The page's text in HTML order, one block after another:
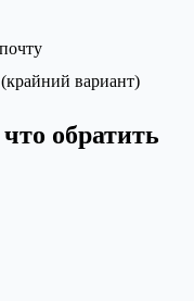
вариант)
обратить